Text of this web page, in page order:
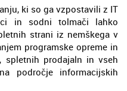
ki so ga vzpostavili z IT
in sodni tolmači lahko
strani iz nemškega v
programske opreme in
spletnih prodajaln in vseh
področje informacijskih